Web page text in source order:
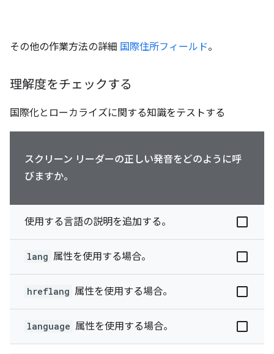
その他の作業方法の詳細 国際住所フィールド。
理解度をチェックする
国際化とローカライズに関する知識をテストする
スクリーン リーダーの正しい発音をどのように呼
びますか。
使用する言語の説明を追加する。
lang 属性を使用する場合。
hreflang 属性を使用する場合。
language 属性を使用する場合。